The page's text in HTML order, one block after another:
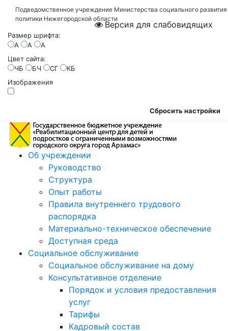
Подведомственное учреждение Министерства социального
политики Нижегородской области
Версия для слабовидящих
Размер шрифта:
A
A
A
Цвет сайта:
ЧБ
БЧ СГ
КБ
Изображения
Сбросить настройки
Об учреждении
Руководство
Структура
Опыт работы
Правила внутреннего трудового
распорядка
Материально-техническое обеспечение
Доступная среда
Социальное обслуживание
Социальное обслуживание на дому
Консультативное отделение
Порядок и условия предоставления
услуг
Тарифы
Кадровый состав